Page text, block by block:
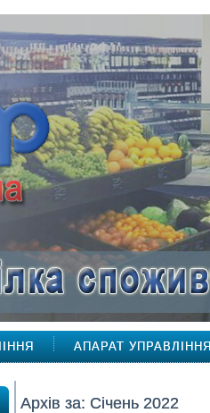
АПАРАТ УПРАВЛІННЯ
Архів за: Січень 2022